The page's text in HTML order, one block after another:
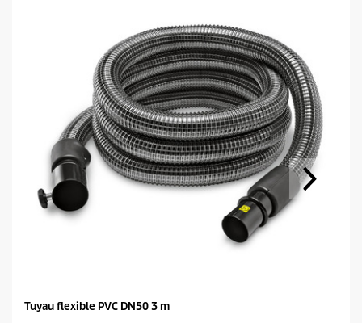
Tuyau flexible PVC DN50 3 m